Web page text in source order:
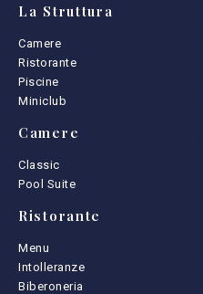
La Struttura
Camere
Ristorante
Piscine
Miniclub
Camere
Classic
Pool Suite
Ristorante
Menu
Intolleranze
Biberoneria